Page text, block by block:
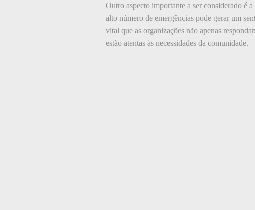
Outro aspecto importante a ser considerado é
alto número de emergências pode gerar um
vital que as organizações não apenas
estão atentas às necessidades da comunidade.